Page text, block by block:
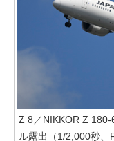
Z 8／NIKKOR Z
ル露出（1/2,000秒、